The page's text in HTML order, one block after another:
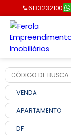
6133232100